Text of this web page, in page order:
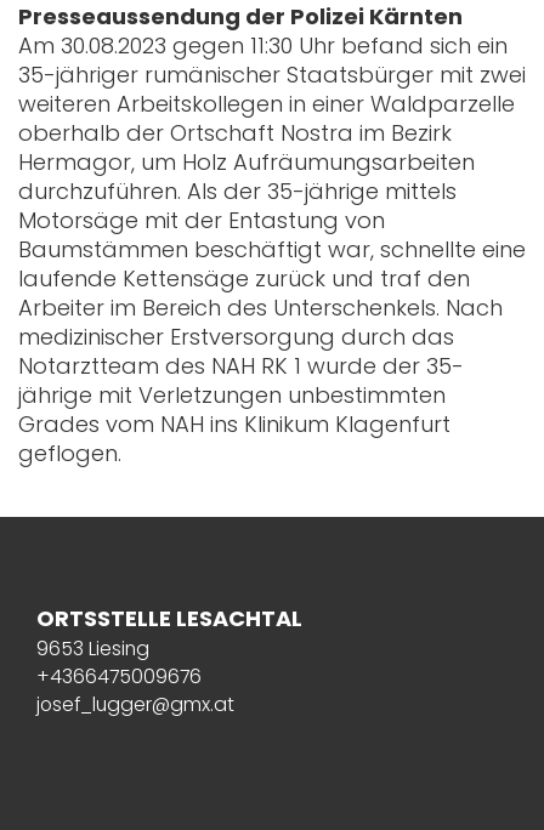
Presseaussendung der Polizei Kärnten
Am 30.08.2023 gegen 11:30 Uhr befand sich ein
35-jähriger rumänischer Staatsbürger mit zwei
weiteren Arbeitskollegen in einer Waldparzelle
oberhalb der Ortschaft Nostra im Bezirk
Hermagor, um Holz Aufräumungsarbeiten
durchzuführen. Als der 35-jährige mittels
Motorsäge mit der Entastung von
Baumstämmen beschäftigt war, schnellte eine
laufende Kettensäge zurück und traf den
Arbeiter im Bereich des Unterschenkels. Nach
medizinischer Erstversorgung durch das
Notarztteam des NAH RK 1 wurde der 35-
jährige mit Verletzungen unbestimmten
Grades vom NAH ins Klinikum Klagenfurt
geflogen.
ORTSSTELLE LESACHTAL
9653 Liesing
+4366475009676
josef_lugger@gmx.at